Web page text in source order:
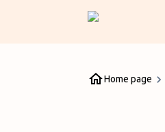
Home page